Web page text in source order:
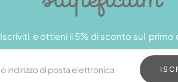
Iscriviti e ottieni il 5% di sconto sul primo